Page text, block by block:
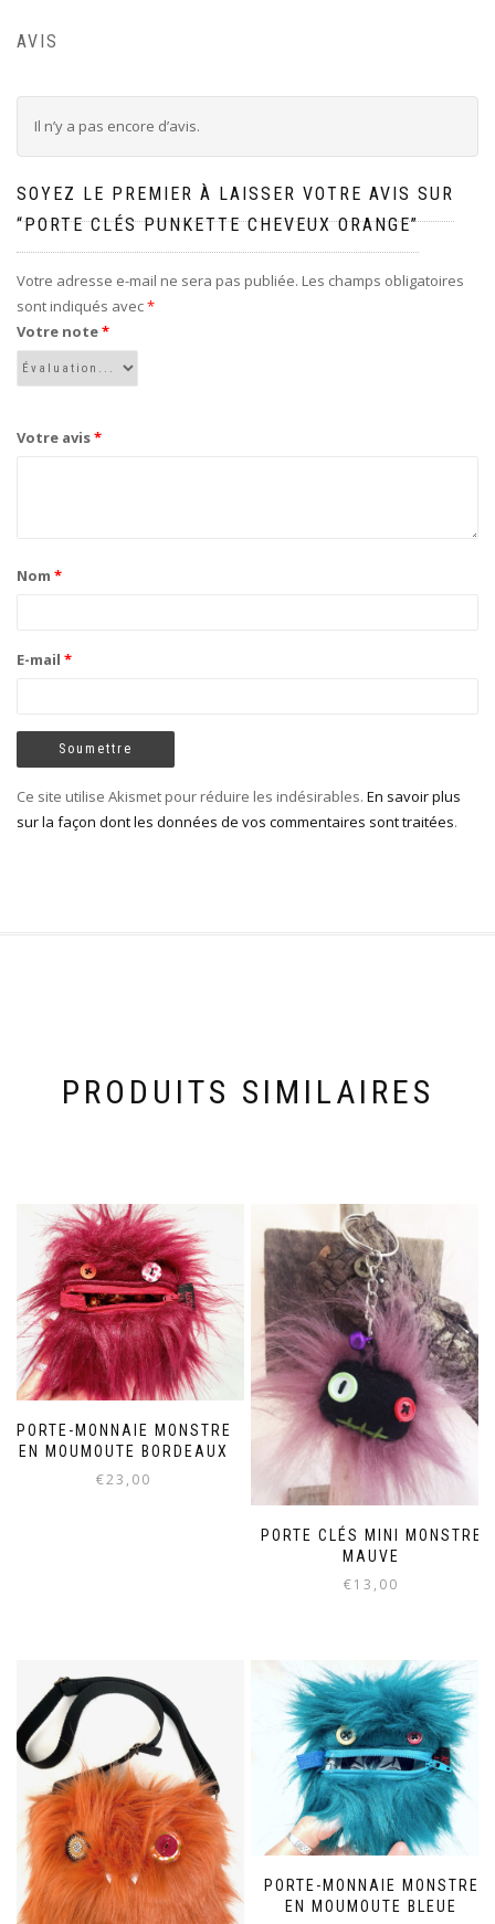
AVIS
Il n’y a pas encore d’avis.
SOYEZ LE PREMIER À LAISSER VOTRE AVIS SUR
“PORTE CLÉS PUNKETTE CHEVEUX ORANGE”
Votre adresse e-mail ne sera pas publiée. Les champs obligatoires
sont indiqués avec*
Votre note*
Votre avis*
Nom *
E-mail *
Ce site utilise Akismet pour réduire les indésirables. En savoir plus
sur la façon dont les données de vos commentaires sont traitées.
PRODUITS SIMILAIRES
PORTE-MONNAIE MONSTRE
EN MOUMOUTE BORDEAUX
€23,00
PORTE CLÉS MINI MONSTRE
MAUVE
€13,00
PORTE-MONNAIE MONSTRE
EN MOUMOUTE BLEUE